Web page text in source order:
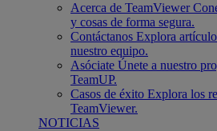
Acerca de TeamViewer
y cosas de forma segura.
Contáctanos Explora
nuestro equipo.
Asóciate Únete a nuestro
TeamUP.
Casos de éxito Explora los
TeamViewer.
NOTICIAS